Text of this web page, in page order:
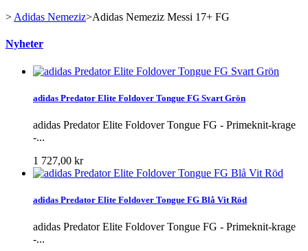
> Adidas Nemeziz>Adidas Nemeziz Messi 17+ FG
Nyheter
adidas Predator Elite Foldover Tongue FG Svart Grön
adidas Predator Elite Foldover Tongue FG - Primeknit-krage
-...
1 727,00 kr
adidas Predator Elite Foldover Tongue FG Blå Vit Röd
adidas Predator Elite Foldover Tongue FG - Primeknit-krage
-...